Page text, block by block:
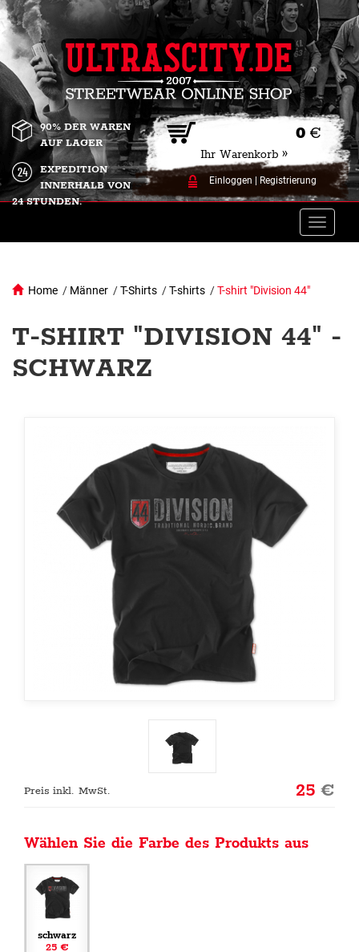
0 €
Ihr Warenkorb »
Einloggen Registrierung
90% DER WAREN
AUF LAGER
EXPEDITION
INNERHALB VON
24 STUNDEN.
Toggle
Home / Männer /T-Shirts /T-shirts /T-shirt "Division 44"
T-SHIRT "DIVISION 44" -
SCHWARZ
Preis inkl. MwSt. 25€
Wählen Sie die Farbe des Produkts aus
schwarz
25 €